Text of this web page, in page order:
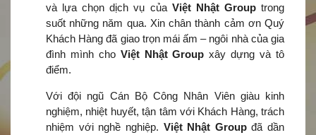
và lựa chọn dịch vụ của Việt Nhật Grouptrong
suốt những năm qua. Xin chân thành cảm ơn Quý
Khách Hàng đã giao trọn mái ấm – ngôi nhà của gia
đình mình cho Việt Nhật Group xây dựng và tô
điểm.
Với đội ngũ Cán Bộ Công Nhân Viên giàu kinh
nghiệm, nhiệt huyết, tận tâm với Khách Hàng, trách
nhiệm với nghề nghiệp. Việt Nhật Groupđã dần